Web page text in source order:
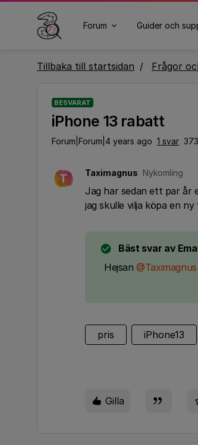
Forum Guider och
Tillbaka till startsidan Frågor
BESVARAT
iPhone 13 rabatt
Forum|Forum|4 years ago 1 svar
T Taximagnus Nykomling
Jag har sedan ett par år
jag skulle vilja köpa en
Bäst svar av
Hejsan@Taximagnus
pris iPhone13
Gilla